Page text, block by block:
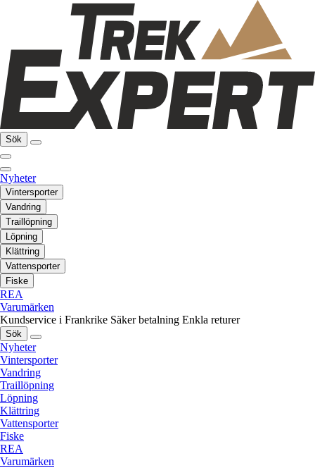
Sök
Nyheter
Vintersporter
Vandring
Traillöpning
Löpning
Klättring
Vattensporter
Fiske
REA
Varumärken
Kundservice i Frankrike Säker betalning Enkla returer
Sök
Nyheter
Vintersporter
Vandring
Traillöpning
Löpning
Klättring
Vattensporter
Fiske
REA
Varumärken